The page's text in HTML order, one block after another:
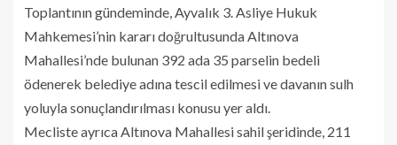
Toplantının gündeminde, Ayvalık 3. Asliye Hukuk
Mahkemesi’nin kararı doğrultusunda Altınova
Mahallesi’nde bulunan 392 ada 35 parselin bedeli
ödenerek belediye adına tescil edilmesi ve davanın sulh
yoluyla sonuçlandırılması konusu yer aldı.
Mecliste ayrıca Altınova Mahallesi sahil şeridinde, 211